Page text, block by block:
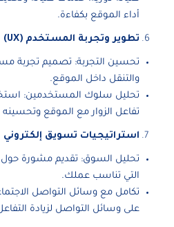
أداء الموقع بكفاءة.
تطوير وتجربة المستخدم (UX)
تحسين التجربة: تصميم تجربة
والتنقل داخل الموقع.
تحليل سلوك المستخدمين:
تفاعل الزوار مع الموقع وتحسينه
استراتيجيات تسويق إلكتروني
تحليل السوق: تقديم مشورة حول
التي تناسب عملك.
تكامل مع وسائل التواصل
على وسائل التواصل لزيادة